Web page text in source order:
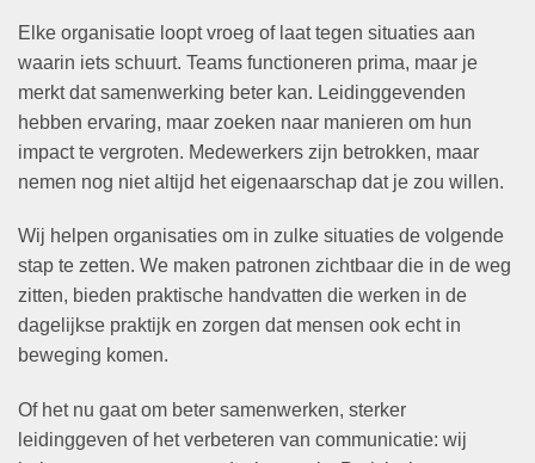
Elke organisatie loopt vroeg of laat tegen situaties aan
waarin iets schuurt. Teams functioneren prima, maar je
merkt dat samenwerking beter kan. Leidinggevenden
hebben ervaring, maar zoeken naar manieren om hun
impact te vergroten. Medewerkers zijn betrokken, maar
nemen nog niet altijd het eigenaarschap dat je zou willen.
Wij helpen organisaties om in zulke situaties de volgende
stap te zetten. We maken patronen zichtbaar die in de weg
zitten, bieden praktische handvatten die werken in de
dagelijkse praktijk en zorgen dat mensen ook echt in
beweging komen.
Of het nu gaat om beter samenwerken, sterker
leidinggeven of het verbeteren van communicatie: wij